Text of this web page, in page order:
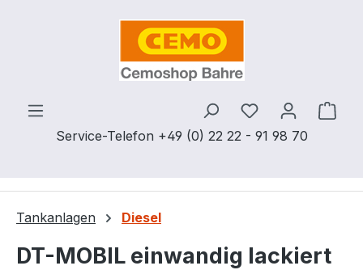
Zum Hauptinhalt springen
Service-Telefon +49 (0) 22 22 - 91 98 70
Du hast 0
Tankanlagen Diesel
DT-MOBIL einwandig lackiert